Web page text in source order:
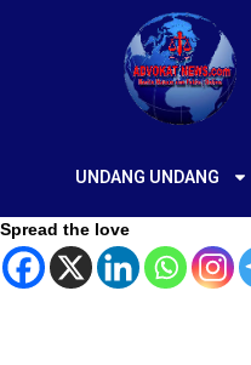
UNDANG UNDANG
Spread the love